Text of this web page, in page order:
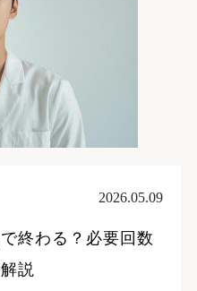
2026.05.09
終わる？必要回数
説